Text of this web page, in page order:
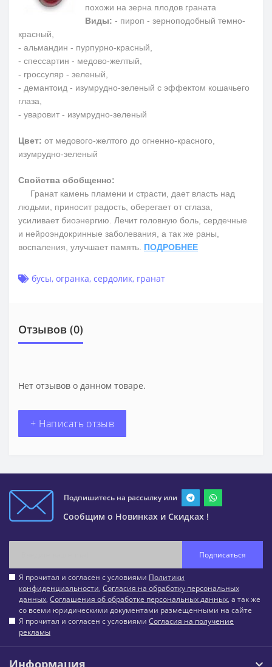
похожи на зерна плодов граната
Виды: - пироп - зерноподобный темно-
красный,
- альмандин - пурпурно-красный,
- спессартин - медово-желтый,
- гроссуляр - зеленый,
- демантоид - изумрудно-зеленый с эффектом кошачьего
глаза,
- уваровит - изумрудно-зеленый
Цвет: от медового-желтого до огненно-красного,
изумрудно-зеленый
Свойства обобщенно:
Гранат камень пламени и страсти, дает власть над
людьми, приносит радость, оберегает от сглаза,
усиливает биоэнергию. Лечит головную боль, сердечные
и нейроэндокринные заболевания, а так же раны,
воспаления, улучшает память. ПОДРОБНЕЕ
бусы, огранка, сердолик, гранат
Отзывов (0)
Нет отзывов о данном товаре.
+ Написать отзыв
Подпишитесь на рассылку или
Сообщим о Новинках и Скидках !
Подписаться
Я прочитал и согласен с условиями Политики
конфиденциальности, Согласия на обработку персональных
данных, Соглашения об обработке персональных данных, а так же
со всеми юридическими документами размещенными на сайте
Я прочитал и согласен с условиями Согласия на получение
рекламы